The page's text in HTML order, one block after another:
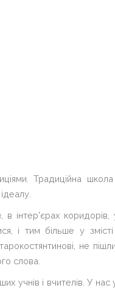
Традиційна
інтер'єрах коридорів,
і тим більше у
не
слова.
учнів і вчителів. У нас